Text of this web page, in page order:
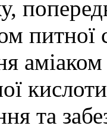
питної
та